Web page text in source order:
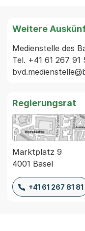
Weitere
Medienstelle des
Tel. +41 61 267 91
Regierungsrat
Marktplatz 9
4001 Basel
+41 61 267 81 81